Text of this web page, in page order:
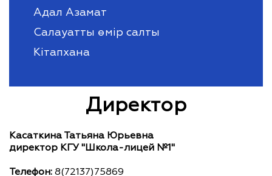
Адал Азамат
Салауатты өмір салты
Кітапхана
Директор
Касаткина Татьяна Юрьевна
директор КГУ "Школа-лицей №1"
Телефон: 8(72137)75869